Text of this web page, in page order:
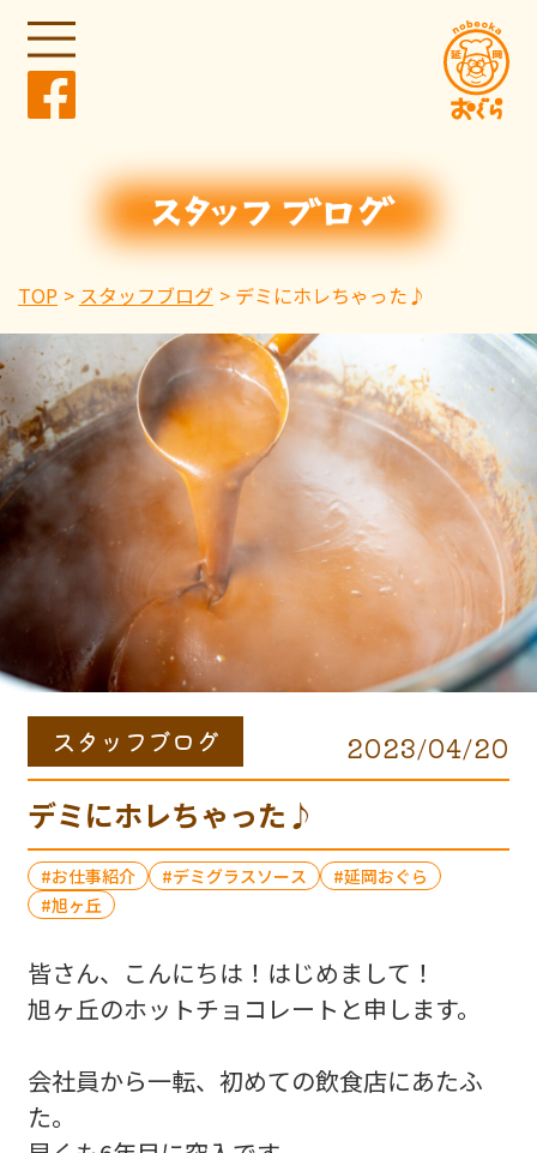
TOP スタッフブログ デミにホレちゃった♪
スタッフブログ 2023/04/20
デミにホレちゃった♪
お仕事紹介 デミグラスソース
延岡おぐら
旭ヶ丘
皆さん、こんにちは！はじめまして！
旭ヶ丘のホットチョコレートと申します。
会社員から一転、初めての飲食店にあたふ
た。